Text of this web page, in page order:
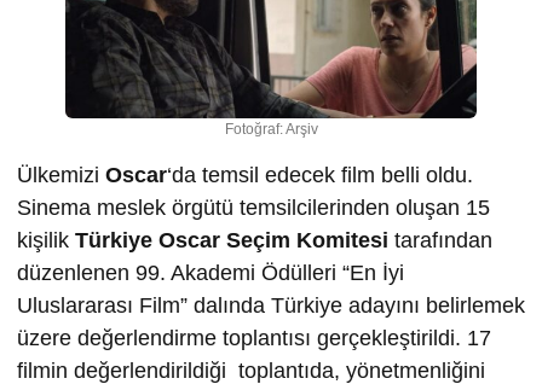
Fotoğraf: Arşiv
Ülkemizi Oscar‘da temsil edecek film belli oldu.
Sinema meslek örgütü temsilcilerinden oluşan 15
kişilik Türkiye Oscar Seçim Komitesi tarafından
düzenlenen 99. Akademi Ödülleri “En İyi
Uluslararası Film” dalında Türkiye adayını belirlemek
üzere değerlendirme toplantısı gerçekleştirildi. 17
filmin değerlendirildiği toplantıda, yönetmenliğini